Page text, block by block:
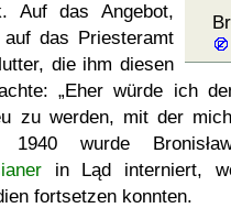
Auf das Angebot,
das Priesteramt
die ihm diesen
Eher würde ich
zu werden, mit der
wurde
in Ląd interniert,
fortsetzen konnten.